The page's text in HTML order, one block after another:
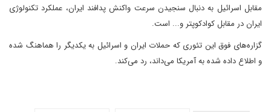
مقابل اسرائیل به دنبال سنجیدن سرعت واکنش پدافند ایران، عملکرد تکنولوژی
ایران در مقابل کوادکوپتر و... است.
گزاره‌های فوق این تئوری که حملات ایران و اسرائیل به یکدیگر را هماهنگ شده
و اطلاع داده شده به آمریکا می‌داند، رد می‌کند.